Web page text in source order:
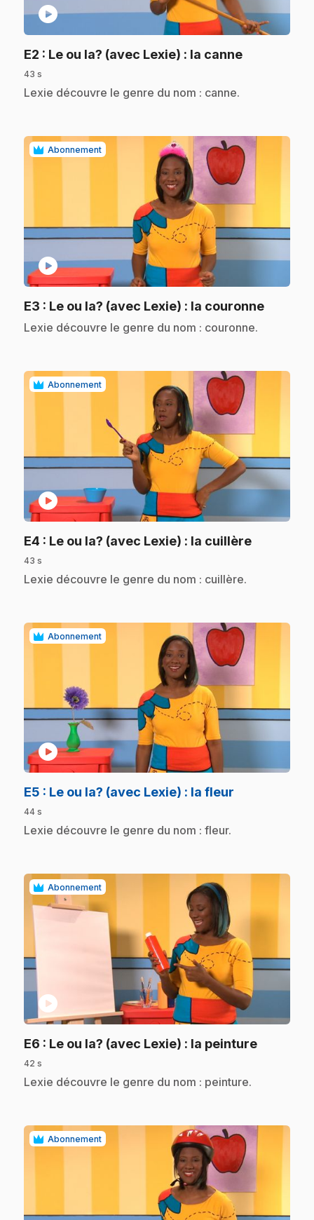
play_circle
E2 : Le ou la? (avec Lexie) : la canne.
43 s
.Lexie découvre le genre du nom : canne.
Abonnement
play_circle
E3 : Le ou la? (avec Lexie) : la couronne.
.Lexie découvre le genre du nom : couronne.
Abonnement
play_circle
E4 : Le ou la? (avec Lexie) : la cuillère.
43 s
.Lexie découvre le genre du nom : cuillère.
Abonnement
play_circle
E5 : Le ou la? (avec Lexie) : la fleur
44 s
.Lexie découvre le genre du nom : fleur.
Abonnement
play_circle
E6 : Le ou la? (avec Lexie) : la peinture.
42 s
.Lexie découvre le genre du nom : peinture.
Abonnement